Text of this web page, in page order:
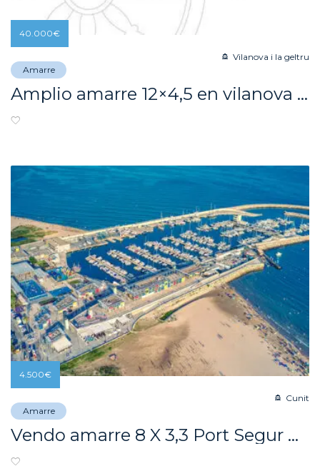
Amarre
Vilanova i la geltru
Amplio amarre 12×4,5 en vilanova i la geltru
40.000€
Amarre
Cunit
Vendo amarre 8 X 3,3 Port Segur Calafell
4.500€